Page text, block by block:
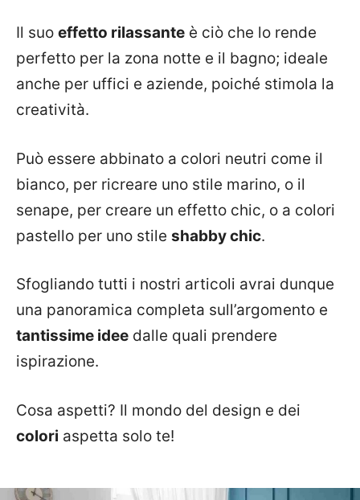
Il suo effetto rilassante è ciò che lo rende
perfetto per la zona notte e il bagno; ideale
anche per uffici e aziende, poiché stimola la
creatività.
Può essere abbinato a colori neutri come il
bianco, per ricreare uno stile marino, o il
senape, per creare un effetto chic, o a colori
pastello per uno stile shabby chic.
Sfogliando tutti i nostri articoli avrai dunque
una panoramica completa sull’argomento e
tantissime idee dalle quali prendere
ispirazione.
Cosa aspetti? Il mondo del design e dei
colori aspetta solo te!